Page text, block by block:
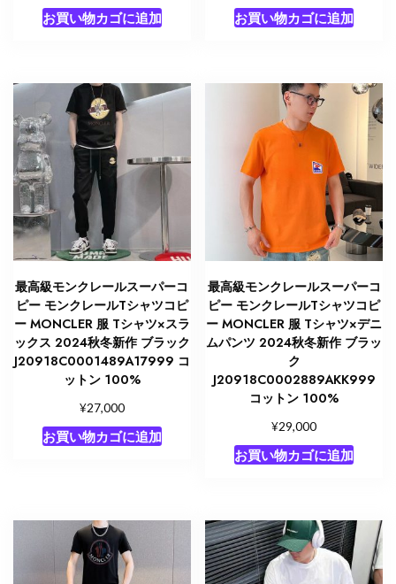
お買い物カゴに追加 お買い物カゴに追加
最高級モンクレールスーパーコ
ピー モンクレールTシャツコピ
ー MONCLER 服 Tシャツ×スラ
ックス 2024秋冬新作 ブラック
J20918C0001489A17999 コ
ットン 100%
¥27,000
お買い物カゴに追加
最高級モンクレールスーパーコ
ピー モンクレールTシャツコピ
ー MONCLER 服 Tシャツ×デニ
ムパンツ 2024秋冬新作 ブラッ
ク
J20918C0002889AKK999
コットン 100%
¥29,000
お買い物カゴに追加